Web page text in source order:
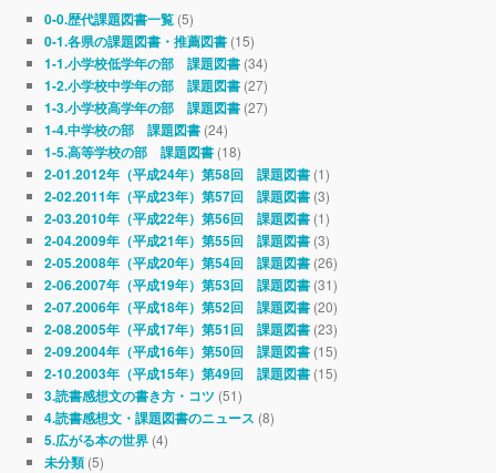
0-0.歴代課題図書一覧(5)
0-1.各県の課題図書・推薦図書(15)
1-1.小学校低学年の部 課題図書(34)
1-2.小学校中学年の部 課題図書(27)
1-3.小学校高学年の部 課題図書(27)
1-4.中学校の部 課題図書(24)
1-5.高等学校の部 課題図書(18)
2-01.2012年（平成24年）第58回 課題図書(1)
2-02.2011年（平成23年）第57回 課題図書(3)
2-03.2010年（平成22年）第56回 課題図書(1)
2-04.2009年（平成21年）第55回 課題図書(3)
2-05.2008年（平成20年）第54回 課題図書(26)
2-06.2007年（平成19年）第53回 課題図書(31)
2-07.2006年（平成18年）第52回 課題図書(20)
2-08.2005年（平成17年）第51回 課題図書(23)
2-09.2004年（平成16年）第50回 課題図書(15)
2-10.2003年（平成15年）第49回 課題図書(15)
3.読書感想文の書き方・コツ (51)
4.読書感想文・課題図書のニュース (8)
5.広がる本の世界(4)
未分類(5)